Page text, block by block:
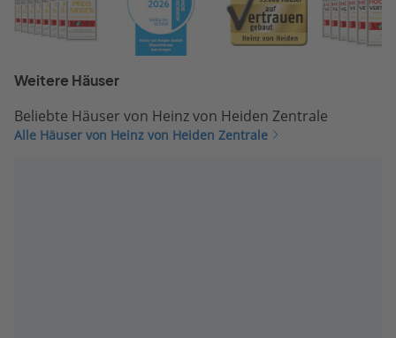
Weitere Häuser
Beliebte Häuser von Heinz von Heiden Zentrale
Alle Häuser von Heinz von Heiden Zentrale